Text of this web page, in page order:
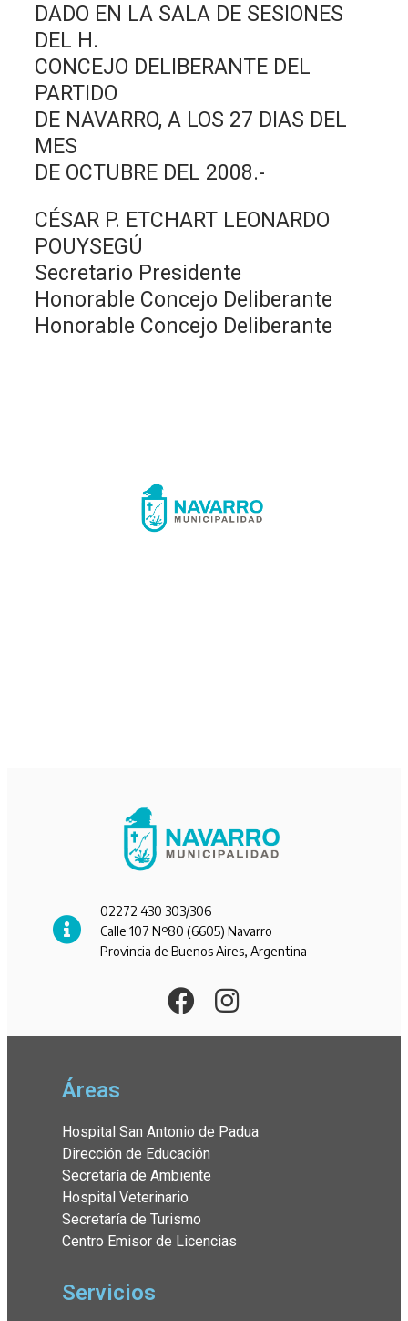
DADO EN LA SALA DE SESIONES
DEL H.
CONCEJO DELIBERANTE DEL
PARTIDO
DE NAVARRO, A LOS 27 DIAS DEL
MES
DE OCTUBRE DEL 2008.-
CÉSAR P. ETCHART LEONARDO
POUYSEGÚ
Secretario Presidente
Honorable Concejo Deliberante
Honorable Concejo Deliberante
02272 430 303/306
Calle 107 Nº80 (6605) Navarro
Provincia de Buenos Aires, Argentina
Áreas
Hospital San Antonio de Padua
Dirección de Educación
Secretaría de Ambiente
Hospital Veterinario
Secretaría de Turismo
Centro Emisor de Licencias
Servicios